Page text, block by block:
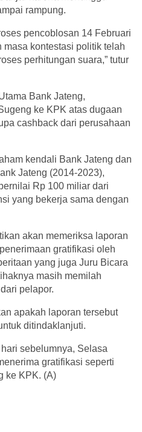
rampung.
pencoblosan 14 Februari
kontestasi politik telah
perhitungan suara,” tutur
Bank Jateng,
ke KPK atas dugaan
cashback dari perusahaan
kendali Bank Jateng dan
Jateng (2014-2023),
Rp 100 miliar dari
yang bekerja sama dengan
akan memeriksa laporan
gratifikasi oleh
yang juga Juru Bicara
masih memilah
pelapor.
apakah laporan tersebut
ditindaklanjuti.
sebelumnya, Selasa
gratifikasi seperti
ke KPK. (A)